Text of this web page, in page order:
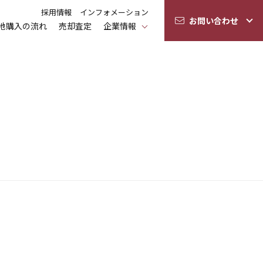
採用情報 インフォメーション
購入の流れ 売却査定 企業情報 お問い合わせ